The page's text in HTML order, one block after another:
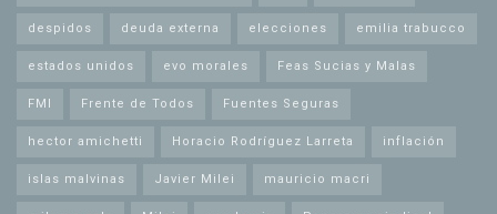
despidos deuda externa elecciones emilia trabucco
estados unidos evo morales Feas Sucias y Malas
FMI Frente de Todos Fuentes Seguras
hector amichetti Horacio Rodríguez Larreta inflación
islas malvinas Javier Milei mauricio macri